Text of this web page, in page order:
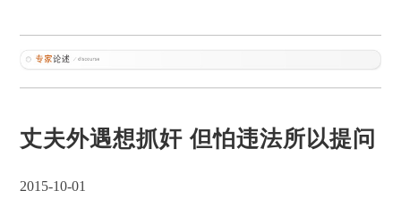
丈夫外遇想抓奸 但怕违法所以提问
2015-10-01